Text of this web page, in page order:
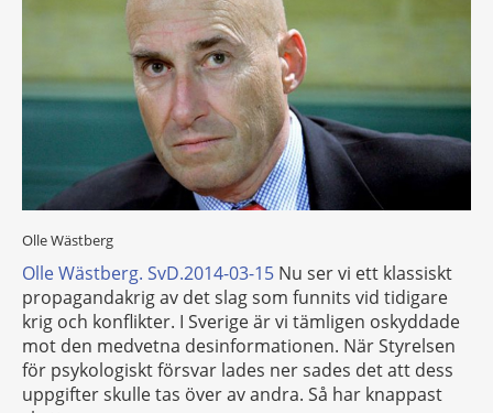
Olle Wästberg
Olle Wästberg. SvD.2014-03-15 Nu ser vi ett klassiskt
propagandakrig av det slag som funnits vid tidigare
krig och konflikter. I Sverige är vi tämligen oskyddade
mot den medvetna desinformationen. När Styrelsen
för psykologiskt försvar lades ner sades det att dess
uppgifter skulle tas över av andra. Så har knappast